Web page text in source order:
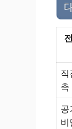
직
촉
공
비